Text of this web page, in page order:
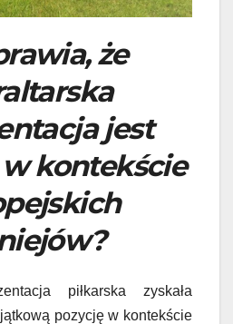
że
jest
kontekście
piłkarska zyskała
pozycję w kontekście